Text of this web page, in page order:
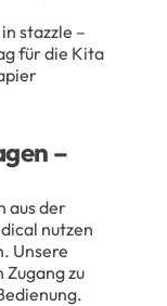
–
aus der
nutzen
Unsere
Zugang zu